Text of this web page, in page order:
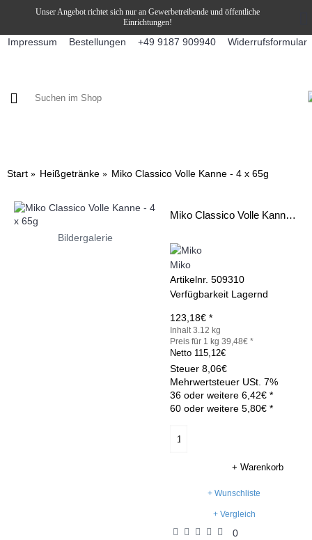
Unser Angebot richtet sich nur an Gewerbetreibende und öffentliche
Einrichtungen!
Impressum Bestellungen +49 9187 909940 Widerrufsformular
Start Heißgetränke Miko Classico Volle Kanne - 4 x 65g
Bildergalerie
Miko Classico Volle Kanne - 4 x 65g
Miko
Artikelnr. 509310
Verfügbarkeit Lagernd
123,18€ *
Inhalt 3.12 kg
Preis für 1 kg 39,48€ *
Netto 115,12€
Steuer 8,06€
Mehrwertsteuer USt. 7%
36 oder weitere 6,42€ *
60 oder weitere 5,80€ *
+ Warenkorb
+ Wunschliste
+ Vergleich
0